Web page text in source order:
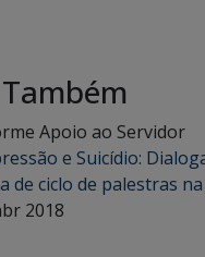
Apoio ao Servidor
e Suicídio:
de ciclo de palestras
2018